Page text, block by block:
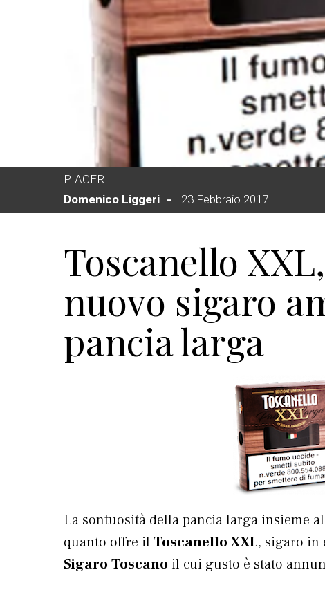
PIACERI
Domenico Liggeri
23 Febbraio 2017
Toscanello
nuovo sigaro
pancia larga
La sontuosità della pancia larga insieme
quanto offre il Toscanello XXL, sigaro in
Sigaro Toscano il cui gusto è stato